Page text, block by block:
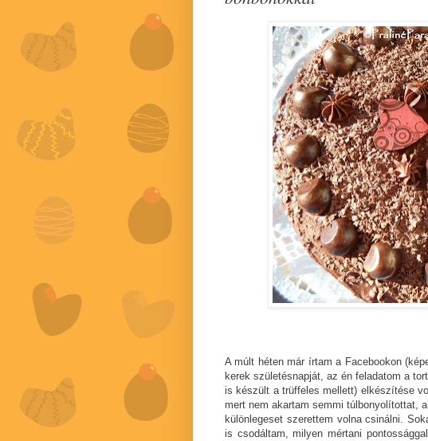
A múlt héten már írtam a Facebookon
kerek születésnapját, az én feladatom a
is készült a trüffeles mellett) elkészítése
mert nem akartam semmi túlbonyolítottat,
különlegeset szerettem volna csinálni.
is csodáltam, milyen mértani